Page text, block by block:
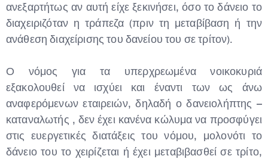
ανεξαρτήτως αν αυτή είχε ξεκινήσει, όσο το δάνειο το
διαχειριζόταν η τράπεζα (πριν τη μεταβίβαση ή την
ανάθεση διαχείρισης του δανείου του σε τρίτον).
Ο νόμος για τα υπερχρεωμένα νοικοκυριά
εξακολουθεί να ισχύει και έναντι των ως άνω
αναφερόμενων εταιρειών, δηλαδή ο δανειολήπτης –
καταναλωτής , δεν έχει κανένα κώλυμα να προσφύγει
στις ευεργετικές διατάξεις του νόμου, μολονότι το
δάνειο του το χειρίζεται ή έχει μεταβιβασθεί σε τρίτο,